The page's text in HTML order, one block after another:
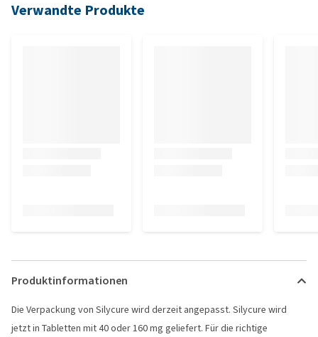
Verwandte Produkte
Produktinformationen
Die Verpackung von Silycure wird derzeit angepasst. Silycure wird
jetzt in Tabletten mit 40 oder 160 mg geliefert. Für die richtige